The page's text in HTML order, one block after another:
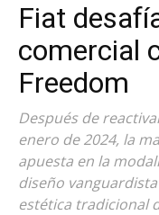
Fiat
comercial
Freedom
Después de
enero de 2024, la
apuesta en la
diseño
estética tradicional